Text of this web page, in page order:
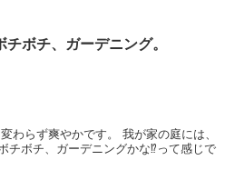
チボチ、ガーデニング。
わらず爽やかです。 我が家の庭には、
チボチ、ガーデニングかな⁉️って感じで